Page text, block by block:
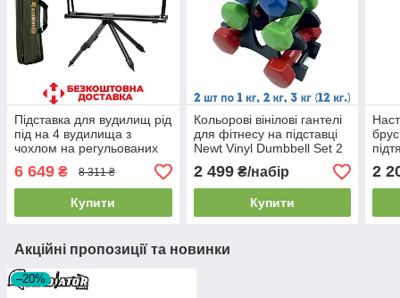
Підставка для вудилищ рід
під на 4 вудилища з
чохлом на регульованих
6 649 ₴ 8 311 ₴
Купити
Кольорові вінілові гантелі
для фітнесу на підставці
Newt Vinyl Dumbbell Set 2
шт. по 1 кг, 2 кг, 3 кг (12 кг.)
2 499₴/набір
Купити
2
Акційні пропозиції та новинки
–20%